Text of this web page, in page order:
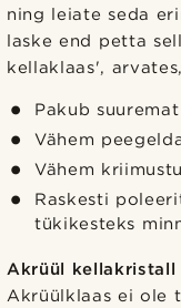
ning leiate seda
laske end petta
kellaklaas',
Pakub
Vähem
Vähem
Raskesti
tükikesteks
Akrüül kellakristall
Akrüülklaas ei ole